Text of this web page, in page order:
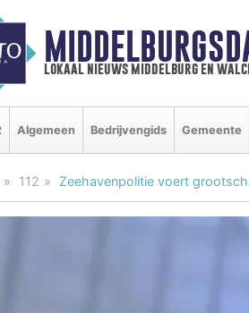
lokaal nieuws middelburg en
Algemeen Bedrijvengids Gemeente
112 Zeehavenpolitie voert